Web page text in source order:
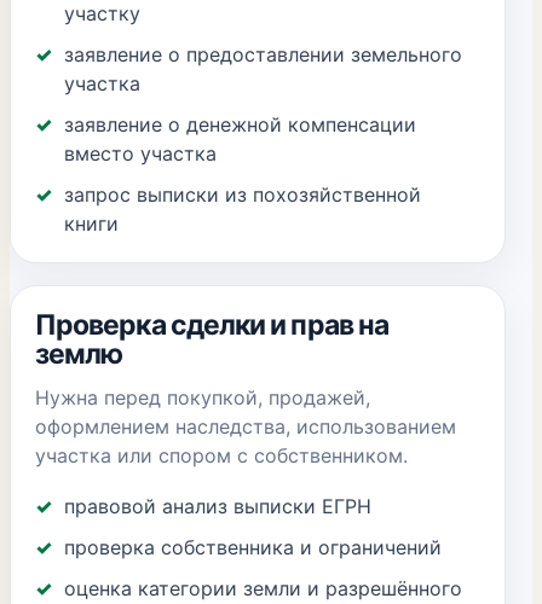
участку
заявление о предоставлении земельного
участка
заявление о денежной компенсации
вместо участка
запрос выписки из похозяйственной
книги
Проверка сделки и прав на
землю
Нужна перед покупкой, продажей,
оформлением наследства, использованием
участка или спором с собственником.
правовой анализ выписки ЕГРН
проверка собственника и ограничений
оценка категории земли и разрешённого